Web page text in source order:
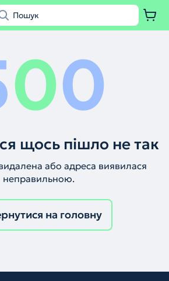
00
щось пішло не так
або адреса виявилася
неправильною.
на головну